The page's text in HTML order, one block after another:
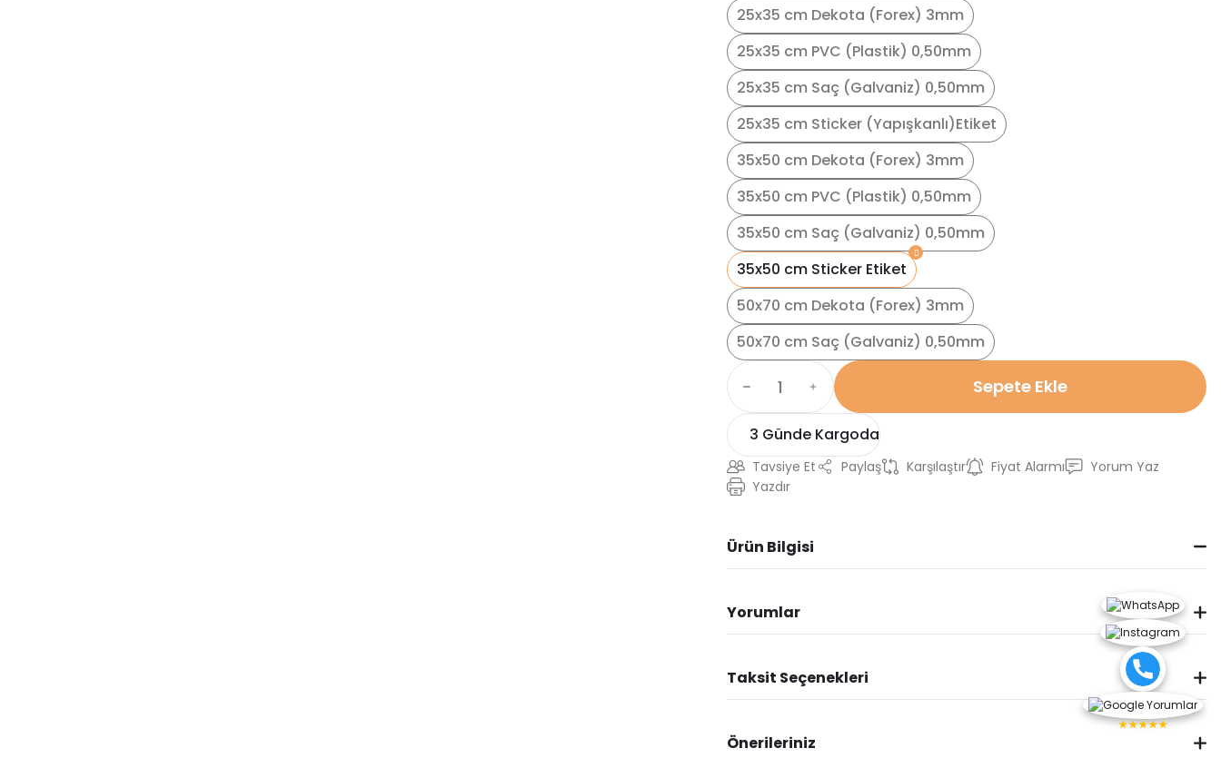
25x35 cm Dekota (Forex) 3mm
25x35 cm PVC (Plastik) 0,50mm
25x35 cm Saç (Galvaniz) 0,50mm
25x35 cm Sticker (Yapışkanlı)Etiket
35x50 cm Dekota (Forex) 3mm
35x50 cm PVC (Plastik) 0,50mm
35x50 cm Saç (Galvaniz) 0,50mm
35x50 cm Sticker Etiket
50x70 cm Dekota (Forex) 3mm
50x70 cm Saç (Galvaniz) 0,50mm
Sepete Ekle
3 Günde Kargoda
Tavsiye Et Paylaş Karşılaştır Fiyat Alarmı
Yorum Yaz
Yazdır
Ürün Bilgisi
Yorumlar
Taksit Seçenekleri
Önerileriniz
★★★★★